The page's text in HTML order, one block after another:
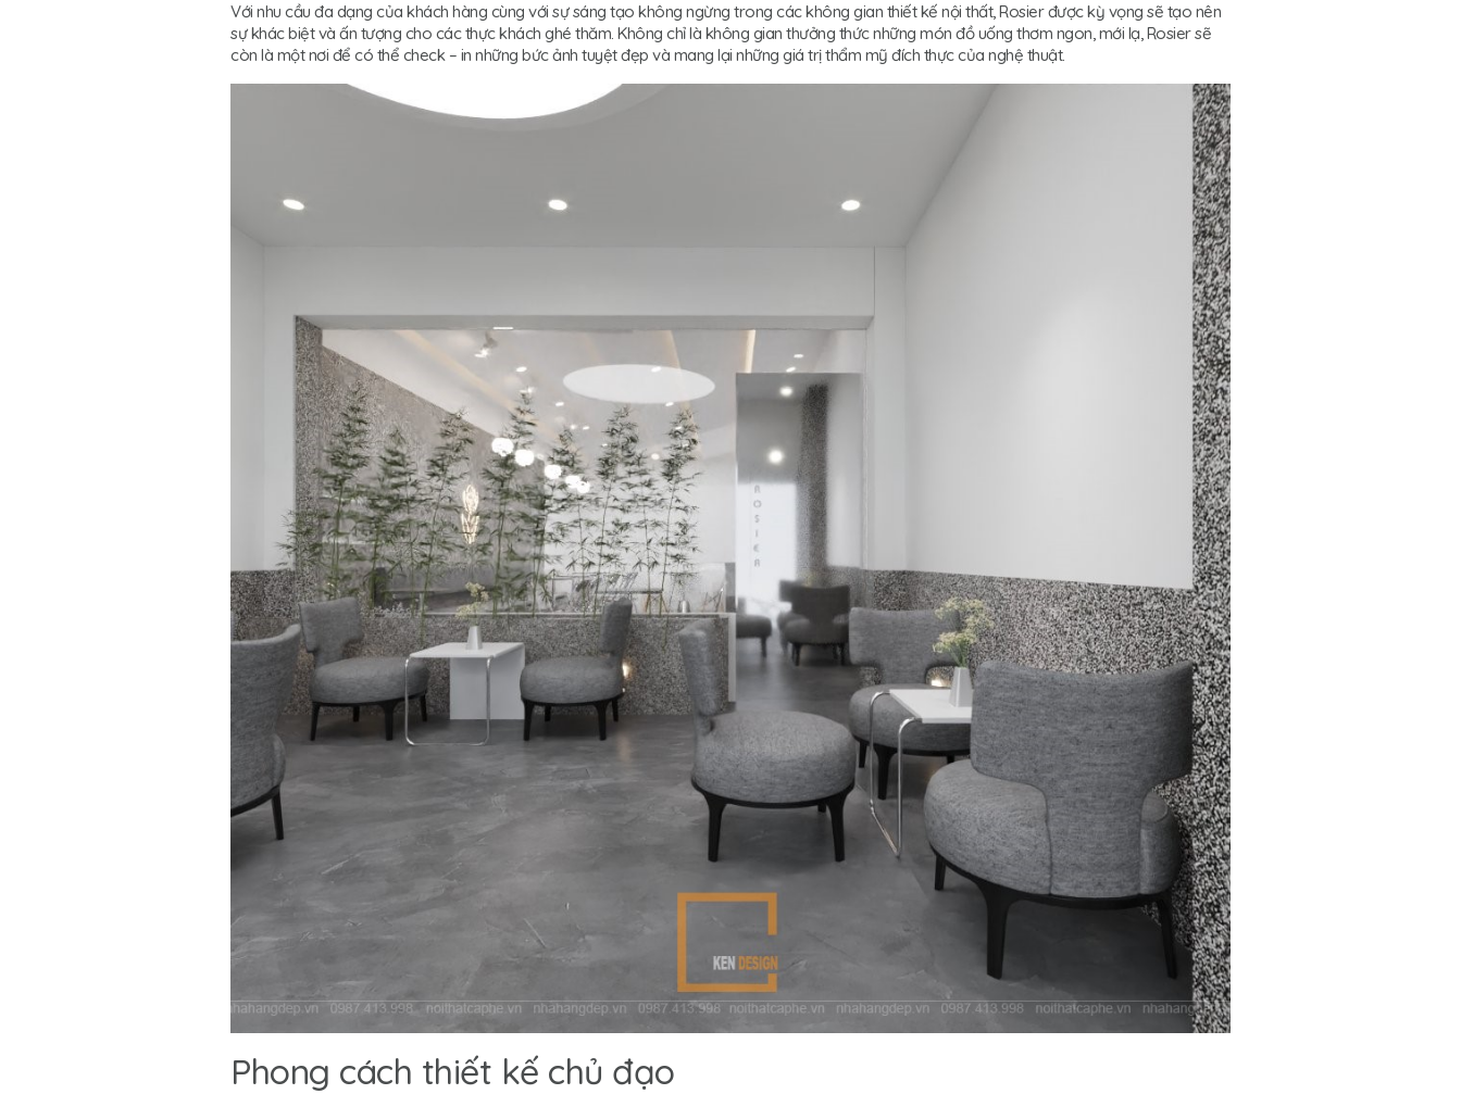
Với nhu cầu đa dạng của khách hàng cùng với sự sáng tạo không ngừng trong các không gian thiết kế nội thất, Rosier được kỳ vọng sẽ tạo nên
sự khác biệt và ấn tượng cho các thực khách ghé thăm. Không chỉ là không gian thưởng thức những món đồ uống thơm ngon, mới lạ, Rosier sẽ
còn là một nơi để có thể check – in những bức ảnh tuyệt đẹp và mang lại những giá trị thẩm mỹ đích thực của nghệ thuật.
Phong cách thiết kế chủ đạo